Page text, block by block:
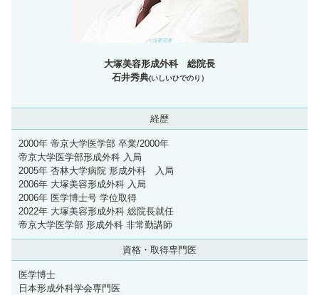
大塚美容形成外科 総院長
石井秀典(いしいひでのり）
経歴
2000年 帝京大学医学部 卒業/2000年
帝京大学医学部形成外科 入局
2005年 杏林大学病院 形成外科 入局
2006年 大塚美容形成外科 入局
2006年 医学博士号 学位取得
2022年 大塚美容形成外科 総院長就任
帝京大学医学部 形成外科 非常勤講師
資格・取得専門医
医学博士
日本形成外科学会専門医